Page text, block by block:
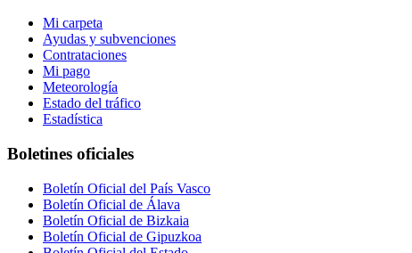
Mi carpeta
Ayudas y subvenciones
Contrataciones
Mi pago
Meteorología
Estado del tráfico
Estadística
Boletines oficiales
Boletín Oficial del País Vasco
Boletín Oficial de Álava
Boletín Oficial de Bizkaia
Boletín Oficial de Gipuzkoa